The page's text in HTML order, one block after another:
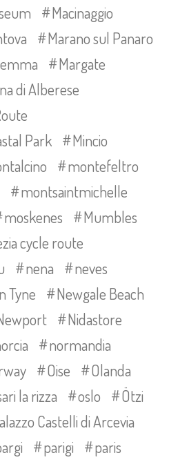
Macinaggio
Marano sul Panaro
Margate
di Alberese
Park
Mincio
montefeltro
montsaintmichelle
moskenes
Mumbles
cycle route
nena
neves
Tyne
Newgale Beach
Nidastore
normandia
Oise
Olanda
la rizza oslo
Ötzi
Castelli di Arcevia
parigi
paris